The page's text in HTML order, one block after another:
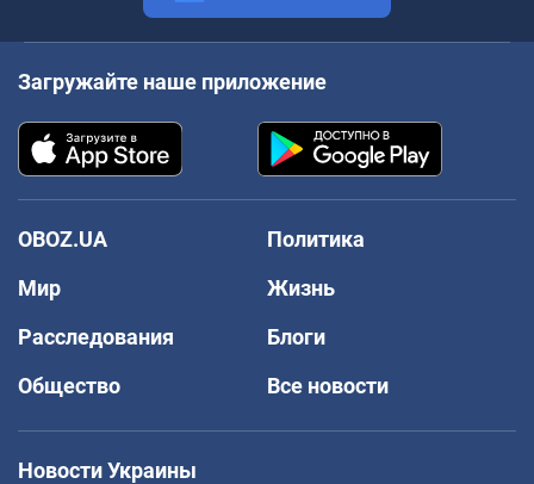
Загружайте наше приложение
OBOZ.UA
Политика
Мир
Жизнь
Расследования
Блоги
Общество
Все новости
Новости Украины